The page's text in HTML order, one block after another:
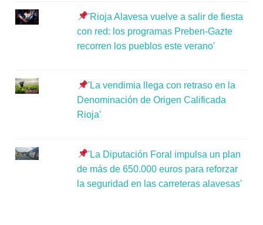
'Rioja Alavesa vuelve a salir de fiesta
con red: los programas Preben-Gazte
recorren los pueblos este verano'
'La vendimia llega con retraso en la
Denominación de Origen Calificada
Rioja'
'La Diputación Foral impulsa un plan
de más de 650.000 euros para reforzar
la seguridad en las carreteras alavesas'